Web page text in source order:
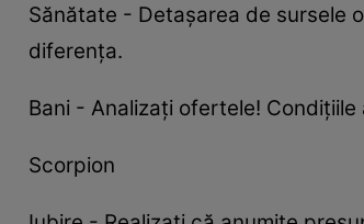
Sănătate - Detașarea de sursele
diferența.
Bani - Analizați ofertele!
Scorpion